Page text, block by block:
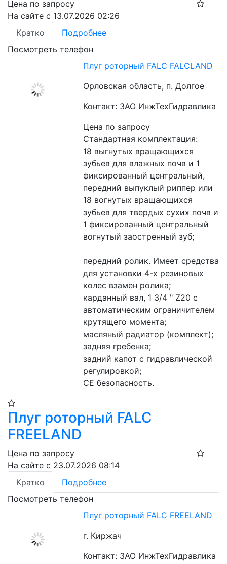
Цена по запросу
На сайте с 13.07.2026 02:26
Кратко
Подробнее
Посмотреть телефон
Плуг роторный FALC FALCLAND
Орловская область, п. Долгое
Контакт: ЗАО ИнжТехГидравлика
Цена по запросу
Стандартная комплектация:
18 выгнутых вращающихся
зубьев для влажных почв и 1
фиксированный центральный,
передний выпуклый риппер или
18 вогнутых вращающихся
зубьев для твердых сухих почв и
1 фиксированный центральный
вогнутый заостренный зуб;
передний ролик. Имеет средства
для установки 4-х резиновых
колес взамен ролика;
карданный вал, 1 3/4 " Z20 с
автоматическим ограничителем
крутящего момента;
масляный радиатор (комплект);
задняя гребенка;
задний капот с гидравлической
регулировкой;
CE безопасность.
Плуг роторный FALC
FREELAND
Цена по запросу
На сайте с 23.07.2026 08:14
Кратко
Подробнее
Посмотреть телефон
Плуг роторный FALC FREELAND
г. Киржач
Контакт: ЗАО ИнжТехГидравлика